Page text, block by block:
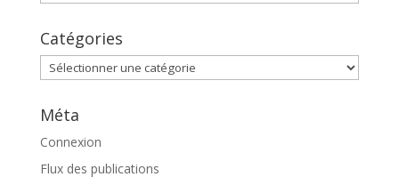
Catégories
Catégories
Méta
Connexion
Flux des publications